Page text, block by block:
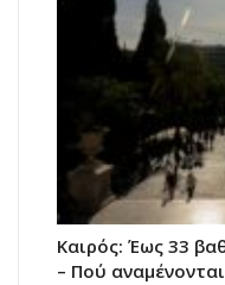
Καιρός: Έως 33
– Πού